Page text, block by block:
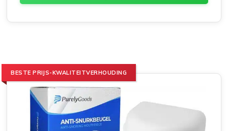
BESTE PRIJS-KWALITEITVERHOUDING